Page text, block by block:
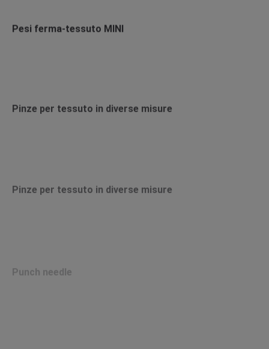
Pesi ferma-tessuto MINI
Pinze per tessuto in diverse misure
Pinze per tessuto in diverse misure
Punch needle